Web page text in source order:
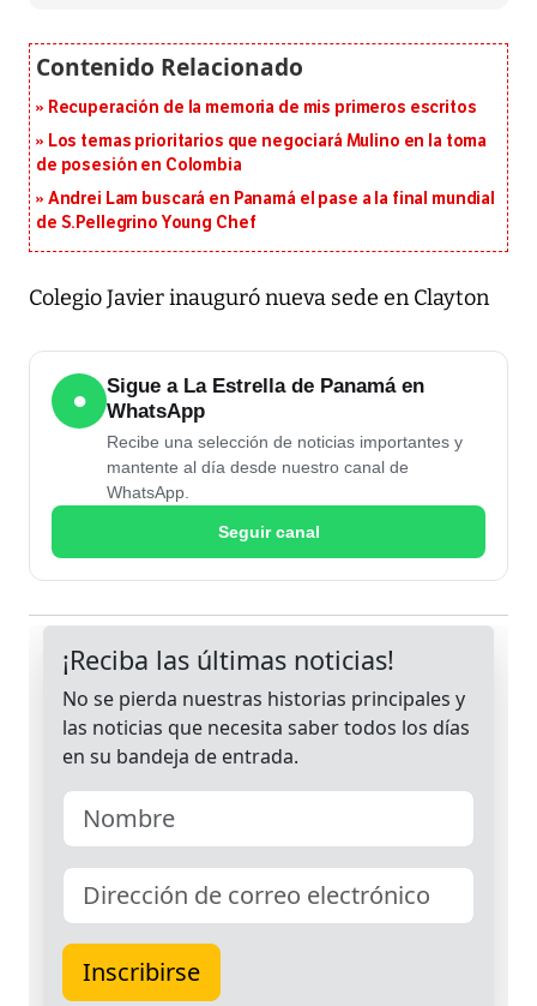
Recuperación de la memoria de mis primeros escritos
Los temas prioritarios que negociará Mulino en la toma
de posesión en Colombia
Andrei Lam buscará en Panamá el pase a la final mundial
de S.Pellegrino Young Chef
Colegio Javier inauguró nueva sede en Clayton
●
Sigue a La Estrella de Panamá en
WhatsApp
Recibe una selección de noticias importantes y
mantente al día desde nuestro canal de
WhatsApp.
Seguir canal